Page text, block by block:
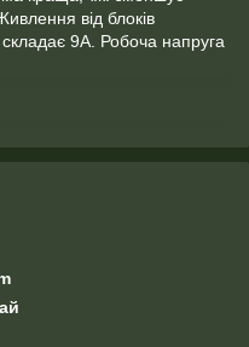
від блоків
9А. Робоча напруга